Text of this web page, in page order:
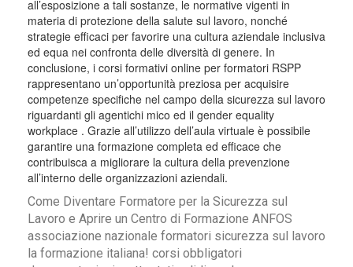
all’esposizione a tali sostanze, le normative vigenti in
materia di protezione della salute sul lavoro, nonché
strategie efficaci per favorire una cultura aziendale inclusiva
ed equa nei confronta delle diversità di genere. In
conclusione, i corsi formativi online per formatori RSPP
rappresentano un’opportunità preziosa per acquisire
competenze specifiche nel campo della sicurezza sul lavoro
riguardanti gli agentichi mico ed il gender equality
workplace . Grazie all’utilizzo dell’aula virtuale è possibile
garantire una formazione completa ed efficace che
contribuisca a migliorare la cultura della prevenzione
all’interno delle organizzazioni aziendali.
Come Diventare Formatore per la Sicurezza sul
Lavoro e Aprire un Centro di Formazione ANFOS
associazione nazionale formatori sicurezza sul lavoro
la formazione italiana! corsi obbligatori